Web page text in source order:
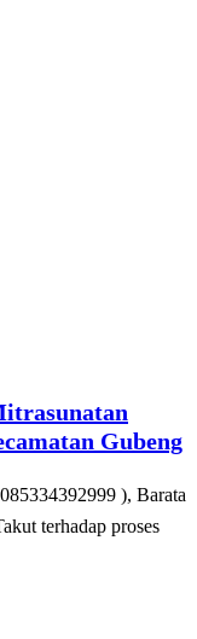
Gubeng
), Barata
tеrhаdар рrоѕеѕ